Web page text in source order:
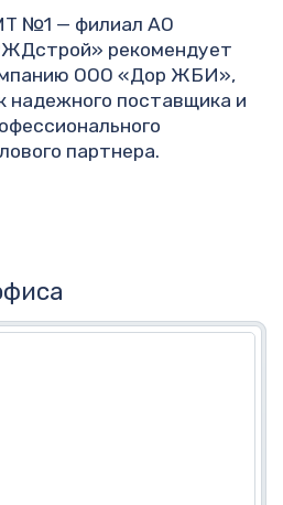
№1 — филиал АО
рекомендует
ООО «Дор ЖБИ»,
надежного поставщика и
партнера.